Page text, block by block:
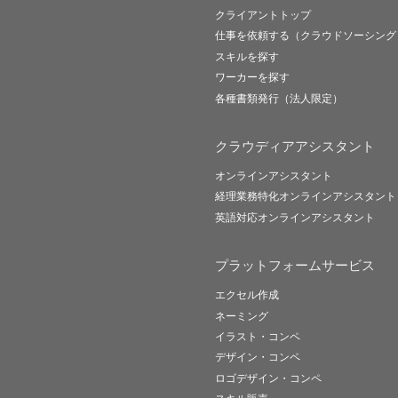
クライアントトップ
仕事を依頼する（クラウドソーシング
スキルを探す
ワーカーを探す
各種書類発行（法人限定）
クラウディアアシスタント
オンラインアシスタント
経理業務特化オンラインアシスタント
英語対応オンラインアシスタント
プラットフォームサービス
エクセル作成
ネーミング
イラスト・コンペ
デザイン・コンペ
ロゴデザイン・コンペ